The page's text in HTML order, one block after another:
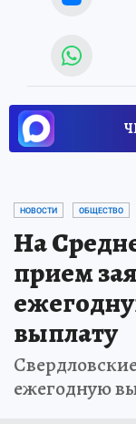
НОВОСТИ ОБЩЕСТВО
На
прием
выплату
ежегодную